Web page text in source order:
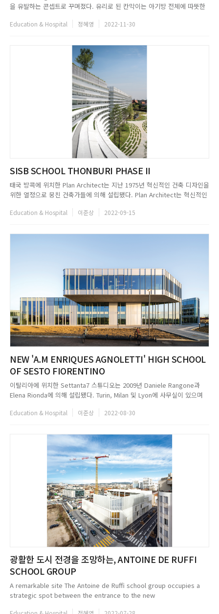
을 유발하는 콘셉트로 꾸며졌다. 유리로 된 칸막이는 아기방 전체에 따뜻한
한 동선을 위한 허브 역할을 함과 동시에 식당으로 활용되고 있다. 주방, 욕
Education & Hospital 정혜영 2022-11-30
SISB SCHOOL THONBURI PHASE II
태국 방콕에 위치한 Plan Architect는 지난 1975년 혁신적인 건축 디자인을
위한 열정으로 뭉친 건축가들에 의해 설립됐다. Plan Architect는 혁신적인
새로운 가능성, 다양한 기술, 경험의 지혜를 스튜디오 직원들이 함께 발휘할
Education & Hospital 이준상 2022-09-15
NEW 'A.M ENRIQUES AGNOLETTI' HIGH SCHOOL
OF SESTO FIORENTINO
이탈리아에 위치한 Settanta7 스튜디오는 2009년 Daniele Rangone과
Elena Rionda에 의해 설립됐다. Turin, Milan 및 Lyon에 사무실이 있으며
학교 건물, 체육관, 공공 건축물의 설계 및 시공 관리에 두각을 나타내고 있
Education & Hospital 이준상 2022-08-30
광활한 도시 전경을 조망하는, ANTOINE DE RUFFI
SCHOOL GROUP
A remarkable site The Antoine de Ruffi school group occupies a
strategic spot between the entrance to the new